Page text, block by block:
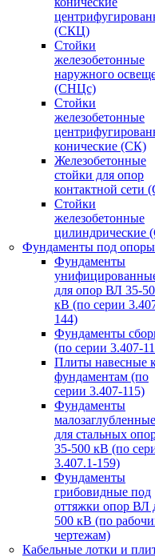
(СКЦ)
Стойки
железобетонные
наружного
(СНЦс)
Стойки
железобетонные
конические (СК)
Железобетонные
стойки для опор
контактной сети
Стойки
железобетонные
цилиндрические
Фундаменты под опоры
Фундаменты
для опор ВЛ 35-
кВ (по серии
144)
Фундаменты
(по серии 3.407-
Плиты навесные
фундаментам (по
серии 3.407-115)
Фундаменты
малозаглубленные
для стальных
35-500 кВ (по
3.407.1-159)
Фундаменты
грибовидные под
оттяжки опор ВЛ
500 кВ (по
чертежам)
Кабельные лотки и